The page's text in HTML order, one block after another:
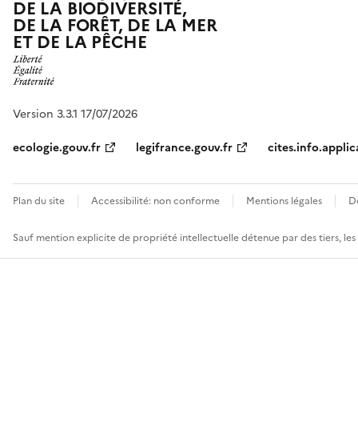
DE LA BIODIVERSITÉ,
DE LA FORÊT, DE LA MER
ET DE LA PÊCHE
Version 3.3.1 17/07/2026
ecologie.gouv.fr
legifrance.gouv.fr
Plan du site Accessibilité: non conforme Mentions légales
Sauf mention explicite de propriété intellectuelle détenue par des tiers,